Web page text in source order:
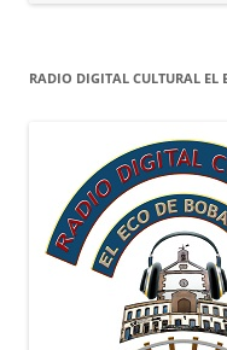
RADIO DIGITAL CULTURAL EL